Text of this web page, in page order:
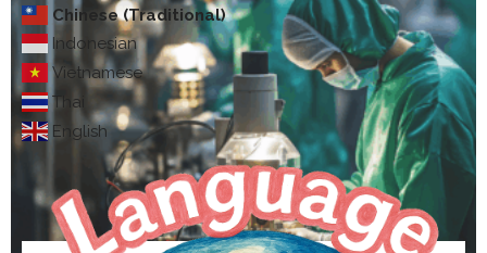
Chinese (Traditional)
Indonesian
Vietnamese
Thai
English